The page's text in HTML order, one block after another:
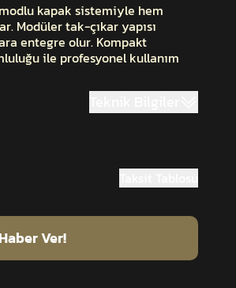
kapak sistemiyle hem
Modüler tak-çıkar yapısı
entegre olur. Kompakt
ile profesyonel kullanım
Ver!